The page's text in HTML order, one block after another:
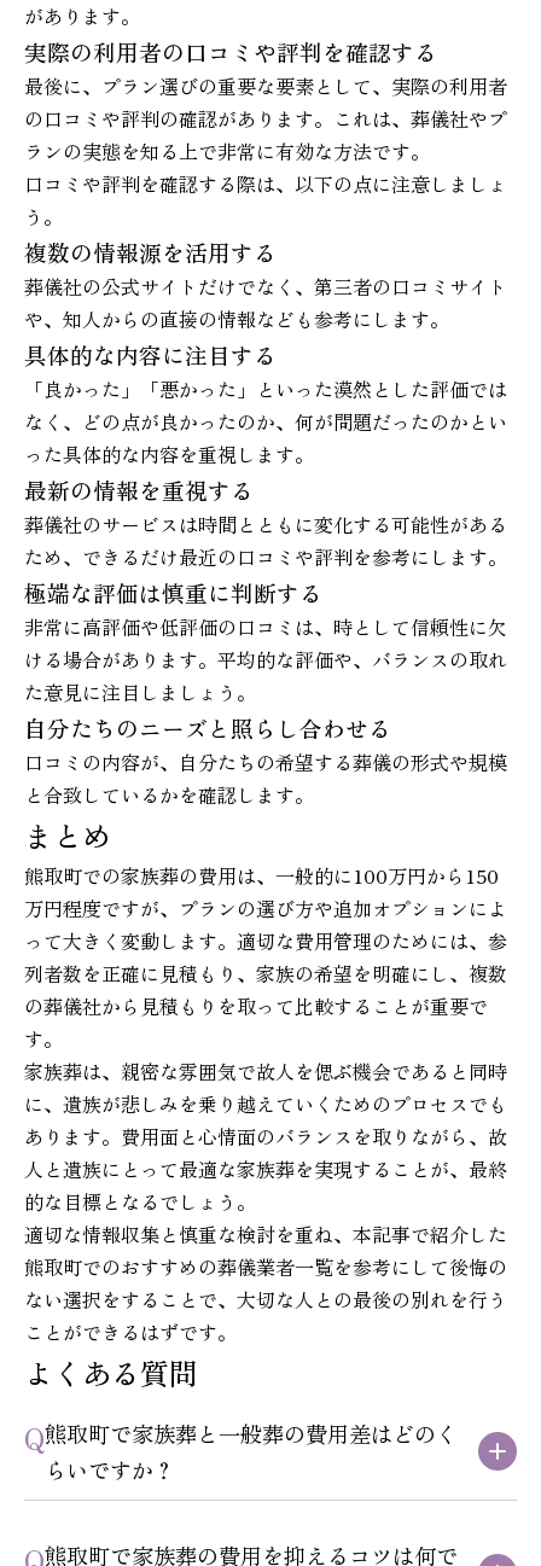
があります。
実際の利用者の口コミや評判を確認する
最後に、プラン選びの重要な要素として、実際の利用者
の口コミや評判の確認があります。これは、葬儀社やプ
ランの実態を知る上で非常に有効な方法です。
口コミや評判を確認する際は、以下の点に注意しましょ
う。
複数の情報源を活用する
葬儀社の公式サイトだけでなく、第三者の口コミサイト
や、知人からの直接の情報なども参考にします。
具体的な内容に注目する
「良かった」「悪かった」といった漠然とした評価では
なく、どの点が良かったのか、何が問題だったのかとい
った具体的な内容を重視します。
最新の情報を重視する
葬儀社のサービスは時間とともに変化する可能性がある
ため、できるだけ最近の口コミや評判を参考にします。
極端な評価は慎重に判断する
非常に高評価や低評価の口コミは、時として信頼性に欠
ける場合があります。平均的な評価や、バランスの取れ
た意見に注目しましょう。
自分たちのニーズと照らし合わせる
口コミの内容が、自分たちの希望する葬儀の形式や規模
と合致しているかを確認します。
まとめ
熊取町での家族葬の費用は、一般的に100万円から150
万円程度ですが、プランの選び方や追加オプションによ
って大きく変動します。適切な費用管理のためには、参
列者数を正確に見積もり、家族の希望を明確にし、複数
の葬儀社から見積もりを取って比較することが重要で
す。
家族葬は、親密な雰囲気で故人を偲ぶ機会であると同時
に、遺族が悲しみを乗り越えていくためのプロセスでも
あります。費用面と心情面のバランスを取りながら、故
人と遺族にとって最適な家族葬を実現することが、最終
的な目標となるでしょう。
適切な情報収集と慎重な検討を重ね、本記事で紹介した
熊取町でのおすすめの葬儀業者一覧を参考にして後悔の
ない選択をすることで、大切な人との最後の別れを行う
ことができるはずです。
よくある質問
熊取町で家族葬と一般葬の費用差はどのく
らいですか？
熊取町で家族葬の費用を抑えるコツは何で